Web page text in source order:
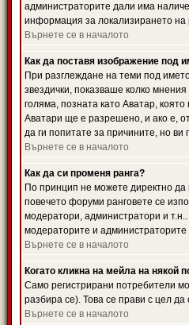
администраторите дали има
информация за локализирането на
Върнете се в началото
Как да поставя изображение под
При разглеждане на теми под
звездички, показваше колко
голяма, позната като Аватар,
Аватари ще е разрешено, и ако е,
да ги попитате за причините, но
Върнете се в началото
Как да си променя ранга?
По принцип не можете директно да
повечето форуми ранговете се
модератори, администратори и
модераторите и
Върнете се в началото
Когато кликна на мейла на някой
Само регистрирани потребители
разбира се). Това се прави с цел
Върнете се в началото